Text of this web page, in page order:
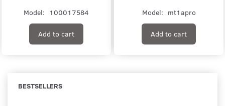
Model:
100017584
Add to cart
Model: mt1apro
Add to cart
BESTSELLERS